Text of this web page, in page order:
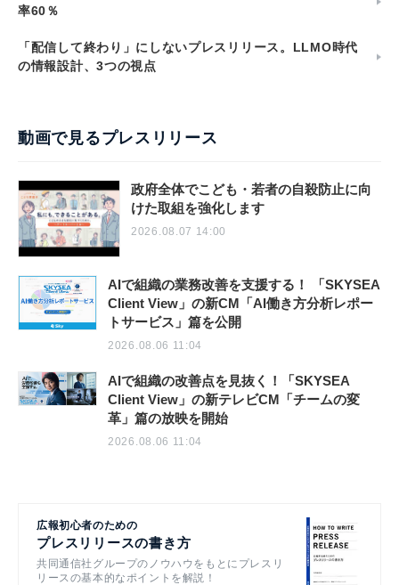
率60％
「配信して終わり」にしないプレスリリース。LLMO時代
の情報設計、3つの視点
動画で見るプレスリリース
政府全体でこども・若者の自殺防止に向
けた取組を強化します
2026.08.07 14:00
AIで組織の業務改善を支援する！ 「SKYSEA
Client View」の新CM「AI働き方分析レポー
トサービス」篇を公開
2026.08.06 11:04
AIで組織の改善点を見抜く！「SKYSEA
Client View」の新テレビCM「チームの変
革」篇の放映を開始
2026.08.06 11:04
広報初心者のための
プレスリリースの書き方
共同通信社グループのノウハウをもとにプレスリ
リースの基本的なポイントを解説！